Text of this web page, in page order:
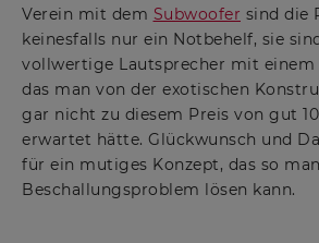
Verein mit dem Subwoofer sind die
keinesfalls nur ein Notbehelf, sie
vollwertige Lautsprecher mit einem
das man von der exotischen
gar nicht zu diesem Preis von gut
erwartet hätte. Glückwunsch und
für ein mutiges Konzept, das so
Beschallungsproblem lösen kann.